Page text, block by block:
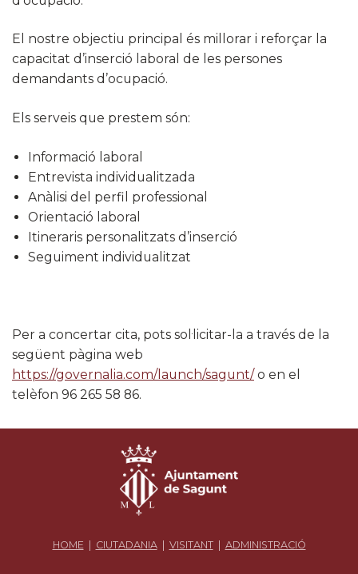
El nostre objectiu principal és millorar i reforçar la
capacitat d’inserció laboral de les persones
demandants d’ocupació.
Els serveis que prestem són:
Informació laboral
Entrevista individualitzada
Anàlisi del perfil professional
Orientació laboral
Itineraris personalitzats d’inserció
Seguiment individualitzat
Per a concertar cita, pots sol·licitar-la a través de la
següent pàgina web
https://governalia.com/launch/sagunt/ o en el
telèfon 96 265 58 86.
HOME| CIUTADANIA| VISITANT| ADMINISTRACIÓ